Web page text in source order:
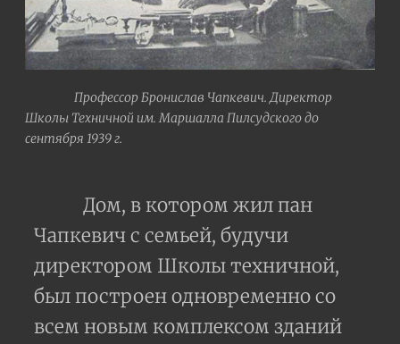
Профессор Бронислав Чапкевич. Директор
Школы Техничной им. Маршалла Пилсудского до
сентября 1939 г.
Дом, в котором жил пан
Чапкевич с семьей, будучи
директором Школы техничной,
был построен одновременно со
всем новым комплексом зданий